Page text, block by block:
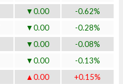
▼0.00
-0.62%
▼0.00
-0.28%
▼0.00
-0.08%
▼0.00
-0.13%
▲0.00
+0.15%